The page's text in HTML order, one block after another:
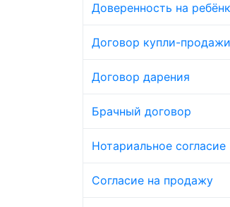
Доверенность на
Договор купли-продажи
Договор дарения
Брачный договор
Нотариальное согласие
Согласие на продажу